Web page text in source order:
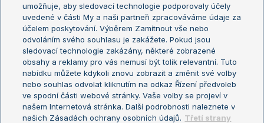
Sázkařský žebříček
Wimbledon
US Open
Turnaj mistrů
Turnaj mistryň
Aktualní trendy
Fotbalové přestupy
Livesport Daily
umožňuje, aby sledovací technologie podporovaly účely
uvedené v části My a naši partneři zpracováváme údaje za
účelem poskytování. Výběrem Zamítnout vše nebo
odvoláním svého souhlasu je zakážete. Pokud jsou
sledovací technologie zakázány, některé zobrazené
obsahy a reklamy pro vás nemusí být tolik relevantní. Tuto
nabídku můžete kdykoli znovu zobrazit a změnit své volby
nebo souhlas odvolat kliknutím na odkaz Řízení předvoleb
ve spodní části webové stránky. Vaše volby se projeví v
našem Internetová stránka. Další podrobnosti naleznete v
našich Zásadách ochrany osobních údajů. Třetí strany